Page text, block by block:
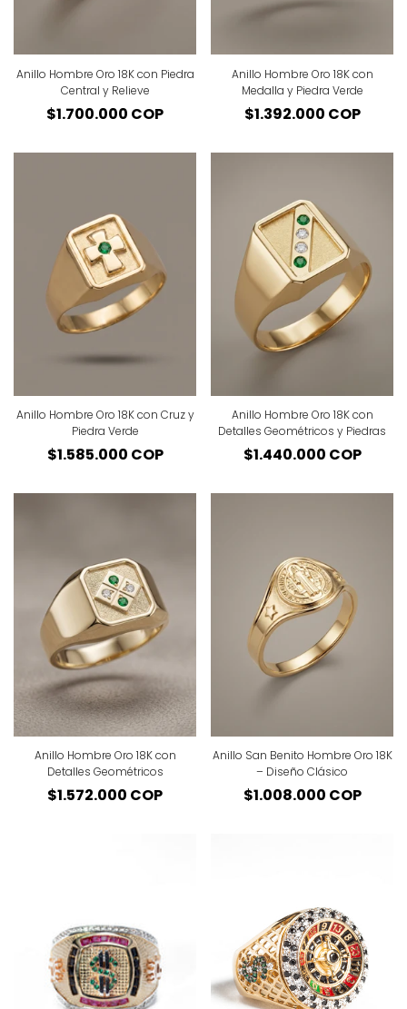
Anillo Hombre Oro 18K con Piedra
Central y Relieve
Precio
$1.700.000 COP
Anillo Hombre Oro 18K con
Medalla y Piedra Verde
Precio
$1.392.000 COP
Anillo Hombre Oro 18K con Cruz y
Piedra Verde
Precio
$1.585.000 COP
Anillo Hombre Oro 18K con
Detalles Geométricos y Piedras
Precio
$1.440.000 COP
Anillo Hombre Oro 18K con
Detalles Geométricos
Precio
$1.572.000 COP
Anillo San Benito Hombre Oro 18K
– Diseño Clásico
Precio
$1.008.000 COP